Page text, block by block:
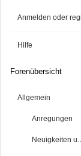
Anmelden oder
Hilfe
Forenübersicht
Allgemein
Anregungen
Neuigkeiten